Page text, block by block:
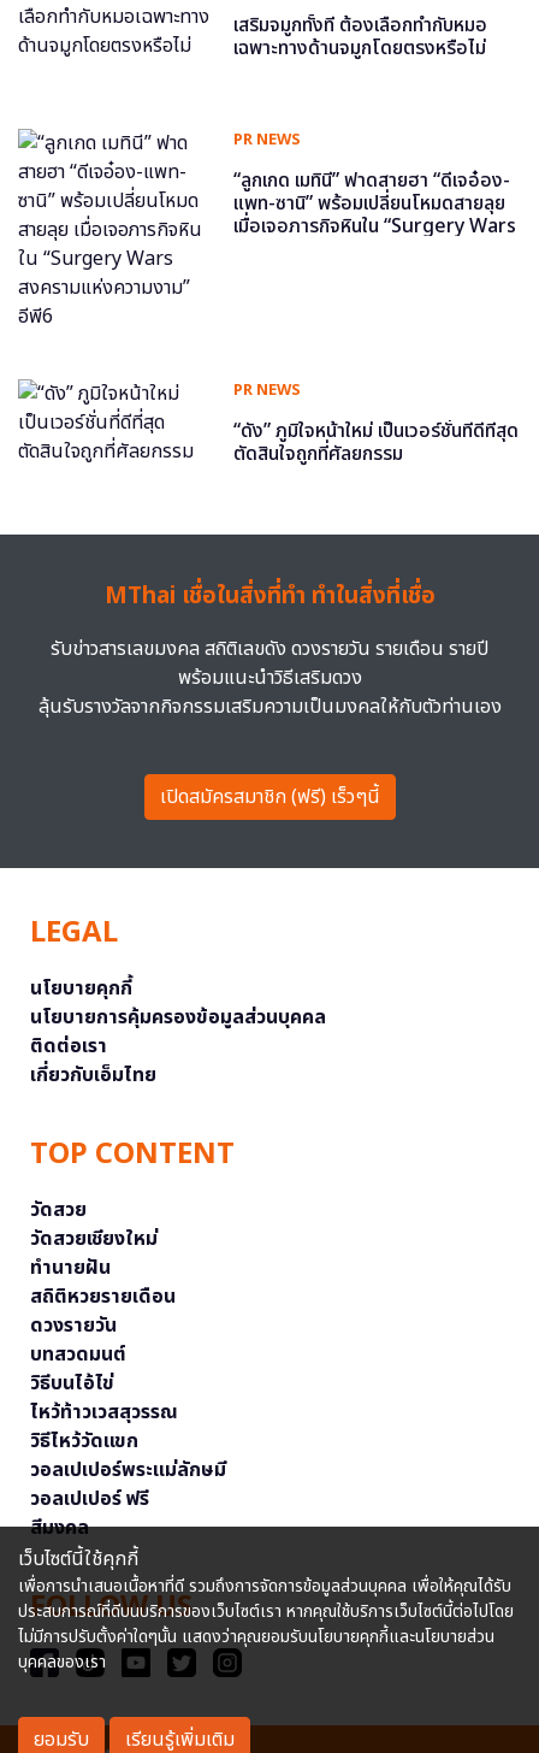
เสริมจมูกทั้งที ต้องเลือกทำกับหมอ
เฉพาะทางด้านจมูกโดยตรงหรือไม่
PR NEWS
“ลูกเกด เมทินี” ฟาดสายฮา “ดีเจอ๋อง-
แพท-ซานิ” พร้อมเปลี่ยนโหมดสายลุย
เมื่อเจอภารกิจหินใน “Surgery Wars
PR NEWS
“ดัง” ภูมิใจหน้าใหม่ เป็นเวอร์ชั่นที่ดีที่สุด
ตัดสินใจถูกที่ศัลยกรรม
MThai เชื่อในสิ่งที่ทำ ทำในสิ่งที่เชื่อ
รับข่าวสารเลขมงคล สถิติเลขดัง ดวงรายวัน รายเดือน รายปี
พร้อมแนะนำวิธีเสริมดวง
ลุ้นรับรางวัลจากกิจกรรมเสริมความเป็นมงคลให้กับตัวท่านเอง
เปิดสมัครสมาชิก (ฟรี) เร็วๆนี้
LEGAL
นโยบายคุกกี้
นโยบายการคุ้มครองข้อมูลส่วนบุคคล
ติดต่อเรา
เกี่ยวกับเอ็มไทย
TOP CONTENT
วัดสวย
วัดสวยเชียงใหม่
ทำนายฝัน
สถิติหวยรายเดือน
ดวงรายวัน
บทสวดมนต์
วิธีบนไอ้ไข่
ไหว้ท้าวเวสสุวรรณ
วิธีไหว้วัดแขก
วอลเปเปอร์พระแม่ลักษมี
วอลเปเปอร์ ฟรี
สีมงคล
FOLLOW US
เว็บไซต์นี้ใช้คุกกี้
เพื่อการนำเสนอเนื้อหาที่ดี รวมถึงการจัดการข้อมูลส่วนบุคคล เพื่อให้คุณได้รับ
ประสบการณ์ที่ดีบนบริการของเว็บไซต์เรา หากคุณใช้บริการเว็บไซต์นี้ต่อไปโดย
ไม่มีการปรับตั้งค่าใดๆนั้น แสดงว่าคุณยอมรับนโยบายคุกกี้และนโยบายส่วน
บุคคลของเรา
ยอมรับ เรียนรู้เพิ่มเติม